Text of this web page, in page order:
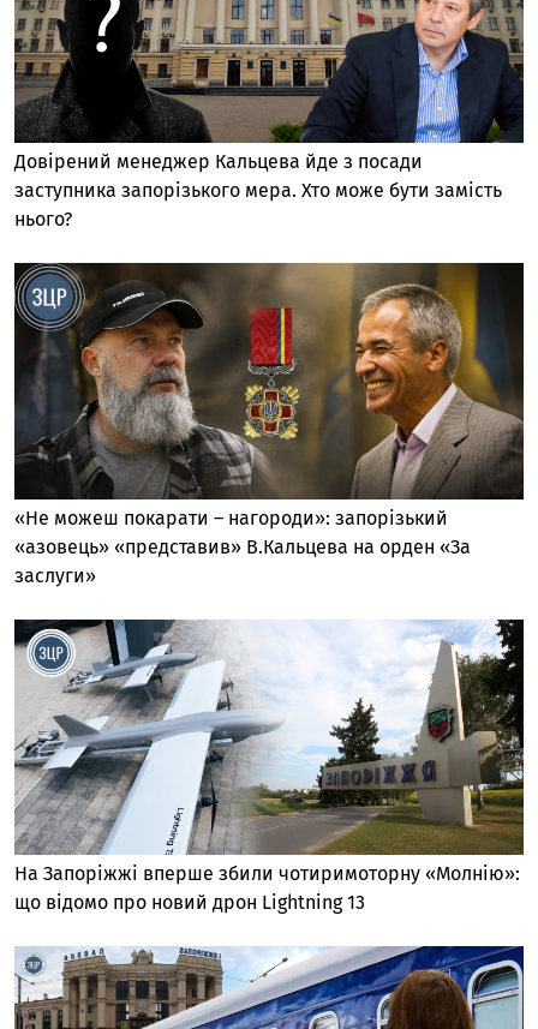
Довірений менеджер Кальцева йде з посади
заступника запорізького мера. Хто може бути замість
нього?
«Не можеш покарати – нагороди»: запорізький
«азовець» «представив» В.Кальцева на орден «За
заслуги»
На Запоріжжі вперше збили чотиримоторну «Молнію»:
що відомо про новий дрон Lightning 13